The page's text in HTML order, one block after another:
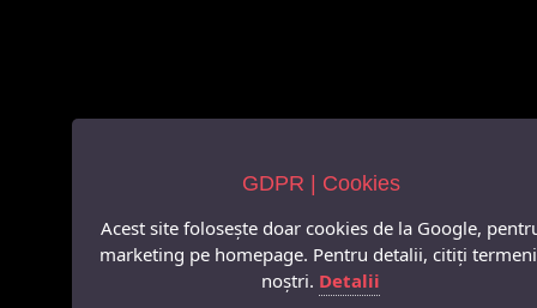
GDPR | Cookies
Acest site folosește doar cookies de la Google,
marketing pe homepage. Pentru detalii, citiți
noștri. Detalii